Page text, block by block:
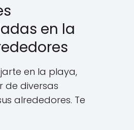
en la
en la playa,
de diversas
alrededores. Te